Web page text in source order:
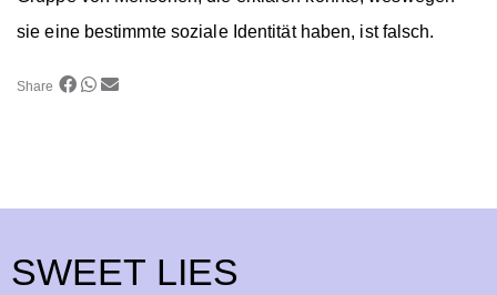
sie eine bestimmte soziale Identität haben, ist falsch.
Share
SWEET LIES